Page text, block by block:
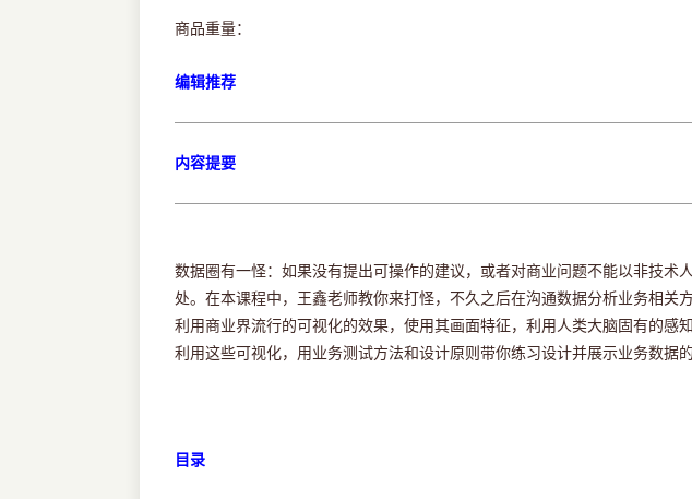
商品重量：
编辑推荐
内容提要
数据圈有一怪：如果没有提出可操作的建议，或者对商业问题不能以非技
处。在本课程中，王鑫老师教你来打怪，不久之后在沟通数据分析业务相
利用商业界流行的可视化的效果，使用其画面特征，利用人类大脑固有的
利用这些可视化，用业务测试方法和设计原则带你练习设计并展示业务数据的
目录